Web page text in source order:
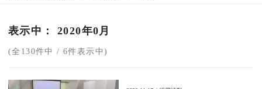
表示中： 2020年0月
(全130件中 / 6件表示中)